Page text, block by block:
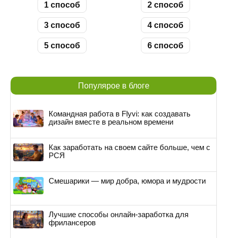
1 способ 2 способ
3 способ 4 способ
5 способ 6 способ
Популярое в блоге
Командная работа в Flyvi: как создавать
дизайн вместе в реальном времени
Как заработать на своем сайте больше, чем с
РСЯ
Смешарики — мир добра, юмора и мудрости
Лучшие способы онлайн-заработка для
фрилансеров